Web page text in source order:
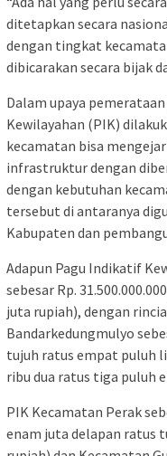
ditetapkan secara
dengan tingkat
dibicarakan secara bijak
Dalam upaya
Kewilayahan (PIK)
kecamatan bisa
infrastruktur dengan
dengan kebutuhan
tersebut di antaranya
Kabupaten dan
Adapun Pagu Indikatif
sebesar Rp.
juta rupiah), dengan
Bandarkedungmulyo
tujuh ratus empat puluh
ribu dua ratus tiga puluh
PIK Kecamatan Perak
enam juta delapan ratus